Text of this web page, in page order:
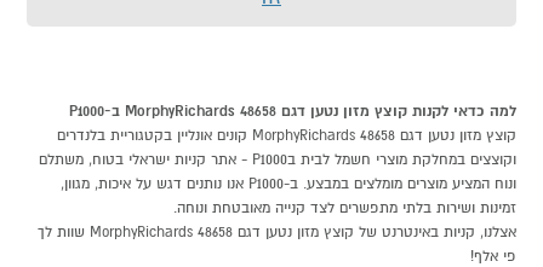
למה כדאי לקנות קוצץ מזון נטען דגם MorphyRichards 48658 ב-P1000
קוצץ מזון נטען דגם MorphyRichards 48658 קונים אונליין בקטגוריית בלנדרים
וקוצצים במחלקת מוצרי חשמל לבית בP1000 - אתר קניות ישראלי בטוח, משתלם
ונוח המציע מוצרים מומלצים במבצע. ב-P1000 אנו נותנים דגש על איכות, מגוון,
זמינות ושירות בלתי מתפשרים לצד קנייה מאובטחת ונוחה.
אצלנו, קניות באינטרנט של קוצץ מזון נטען דגם MorphyRichards 48658 שוות לך
פי אלף!